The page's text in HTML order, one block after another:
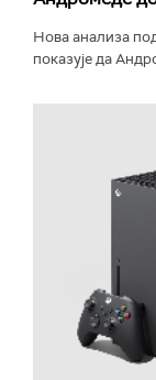
Нова анализа
показује да